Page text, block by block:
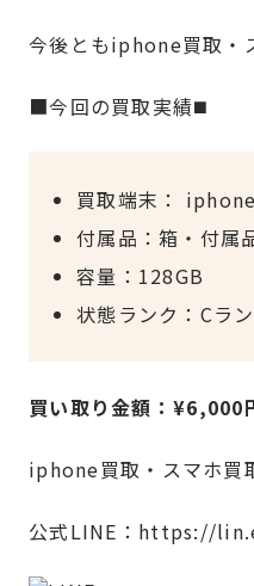
今後ともiphone買取・
■今回の買取実績◼️
買取端末：
付属品：箱・付属
容量：128GB
状態ランク：Cラ
買い取り金額：¥6,000
iphone買取・スマホ買
公式LINE： https://